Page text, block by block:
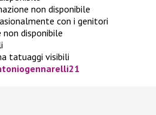
non disponibile
con i genitori
disponibile
tatuaggi visibili